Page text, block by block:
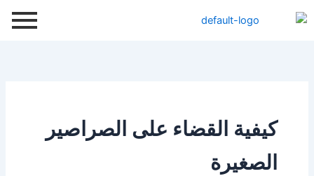
إلى
كيفية القضاء على الصراصير
الصغيرة